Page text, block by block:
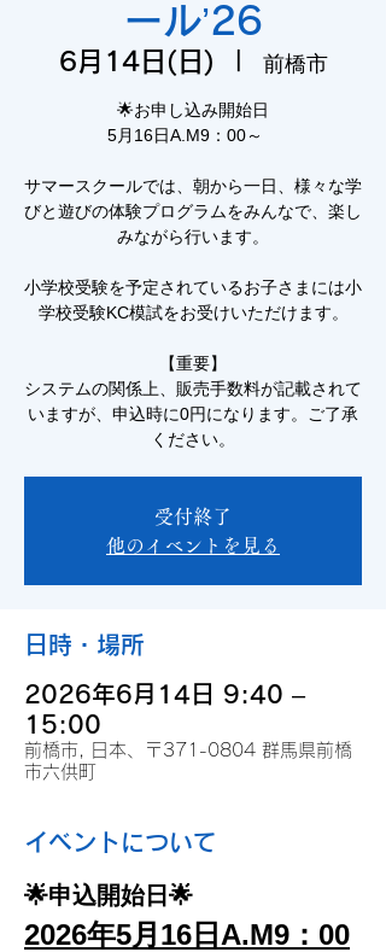
ール’26
6月14日(日) 前橋市
🌟お申し込み開始日
5月16日A.M9：00～
サマースクールでは、朝から一日、様々な学
びと遊びの体験プログラムをみんなで、楽し
みながら行います。
小学校受験を予定されているお子さまには小
学校受験KC模試をお受けいただけます。
【重要】
システムの関係上、販売手数料が記載されて
いますが、申込時に0円になります。ご了承
ください。
受付終了
他のイベントを見る
日時・場所
2026年6月14日 9:40 –
15:00
前橋市, 日本、〒371-0804 群馬県前橋
市六供町
イベントについて
🌟申込開始日🌟
2026年5月16日A.M9：00